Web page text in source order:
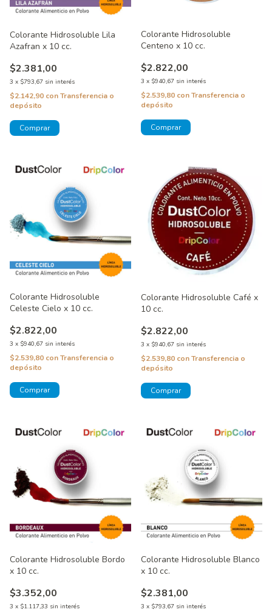
Colorante Hidrosoluble Lila
Azafran x 10 cc.
$2.381,00
3 x $793,67 sin interés
$2.142,90 conTransferencia o
depósito
Colorante Hidrosoluble
Centeno x 10 cc.
$2.822,00
3 x $940,67 sin interés
$2.539,80 conTransferencia o
depósito
Colorante Hidrosoluble
Celeste Cielo x 10 cc.
$2.822,00
3 x $940,67 sin interés
$2.539,80 conTransferencia o
depósito
Colorante Hidrosoluble Café x
10 cc.
$2.822,00
3 x $940,67 sin interés
$2.539,80 conTransferencia o
depósito
Colorante Hidrosoluble Bordo
x 10 cc.
$3.352,00
3 x $1.117,33 sin interés
Colorante Hidrosoluble Blanco
x 10 cc.
$2.381,00
3 x $793,67 sin interés